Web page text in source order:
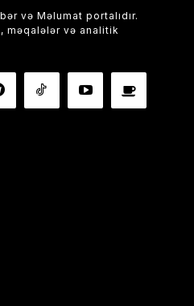
və Məlumat portalıdır.
məqalələr və analitik